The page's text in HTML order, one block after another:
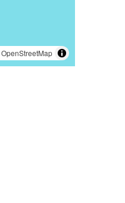
OpenStreetMap